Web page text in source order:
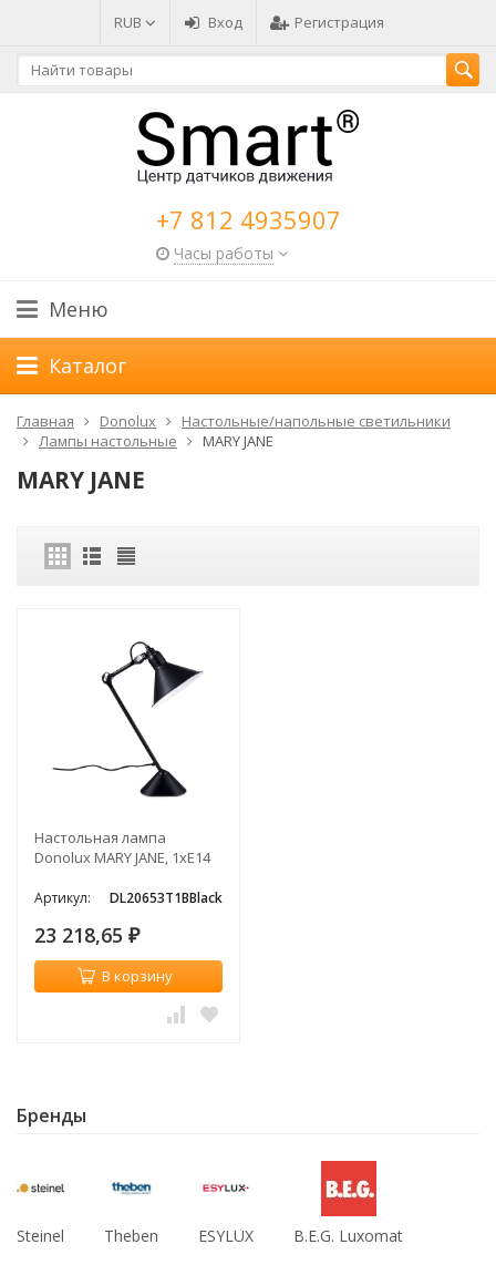
RUB Вход Регистрация
+7 812 4935907
Часы работы
Меню
Каталог
Главная Donolux
Настольные/напольные светильники
Лампы настольные
MARY JANE
MARY JANE
Настольная лампа
Donolux MARY JANE, 1хЕ14
Артикул: DL20653T1BBlack
23 218,65 ₽
В корзину
Бренды
Steinel Theben ESYLUX B.E.G. Luxomat